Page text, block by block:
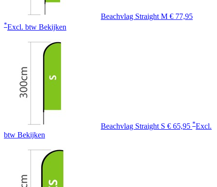
Beachvlag Straight M € 77,95
*Excl. btw Bekijken
Beachvlag Straight S € 65,95 *Excl.
btw Bekijken